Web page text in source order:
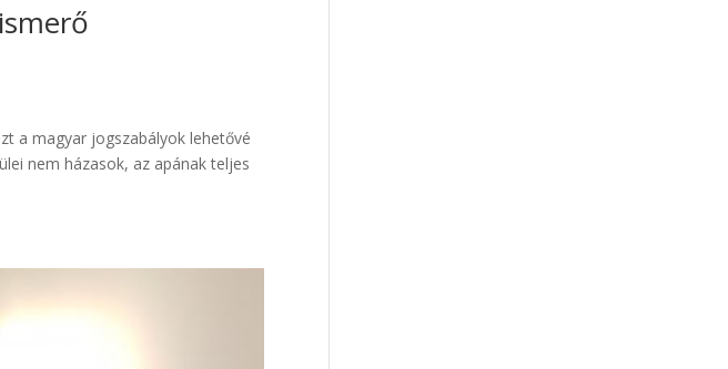
a magyar jogszabályok lehetővé
nem házasok, az apának teljes